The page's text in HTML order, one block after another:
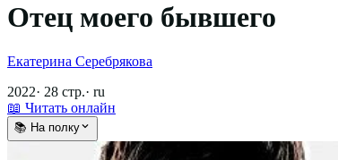
Отец моего бывшего
Екатерина Серебрякова
2022· 28 стр.· ru
📖 Читать онлайн
📚 На полку